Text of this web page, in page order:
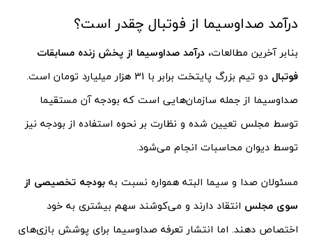
درآمد صداوسیما از فوتبال چقدر است؟
بنابر آخرین مطالعات، درآمد صداوسیما از پخش زنده مسابقات
فوتبال
دو تیم بزرگ پایتخت برابر با 31 هزار میلیارد تومان است.
صداوسیما از جمله سازمان‌هایی است که بودجه آن مستقیما
توسط مجلس تعیین شده و نظارت بر نحوه استفاده از بودجه نیز
توسط دیوان محاسبات انجام می‌شود.
مسئولان صدا و سیما البته همواره نسبت به بودجه تخصیصی از
سوی مجلس انتقاد دارند و می‌کوشند سهم بیشتری به خود
اختصاص دهند. اما انتشار تعرفه صداوسیما برای پوشش بازی‌های